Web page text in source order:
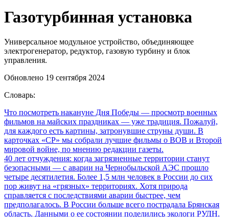
Газотурбинная установка
Универсальное модульное устройство, объединяющее
электрогенератор, редуктор, газовую турбину и блок
управления.
Обновлено 19 сентября 2024
Словарь:
Что посмотреть накануне Дня Победы — просмотр военных
фильмов на майских праздниках — уже традиция. Пожалуй,
для каждого есть картины, затронувшие струны души. В
карточках «СР» мы собрали лучшие фильмы о ВОВ и Второй
мировой войне, по мнению редакции газеты.
40 лет отчуждения: когда загрязненные территории станут
безопасными — с аварии на Чернобыльской АЭС прошло
четыре десятилетия. Более 1,5 млн человек в России до сих
пор живут на «грязных» территориях. Хотя природа
справляется с последствиями аварии быстрее, чем
предполагалось. В России больше всего пострадала Брянская
область. Данными о ее состоянии поделились экологи РУДН.